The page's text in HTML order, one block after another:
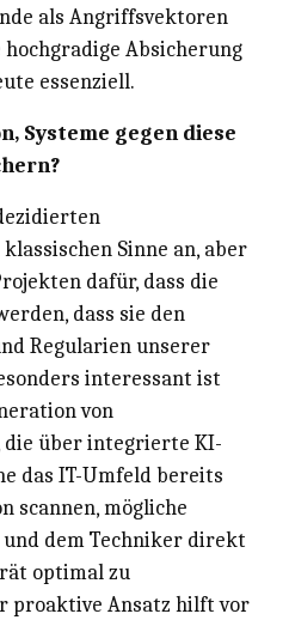
als Angriffsvektoren
Absicherung
essenziell.
Systeme gegen diese
Sinne an, aber
dafür, dass die
dass sie den
Regularien unserer
interessant ist
von
über integrierte KI-
das IT-Umfeld bereits
scannen, mögliche
dem Techniker direkt
optimal zu
proaktive Ansatz hilft vor